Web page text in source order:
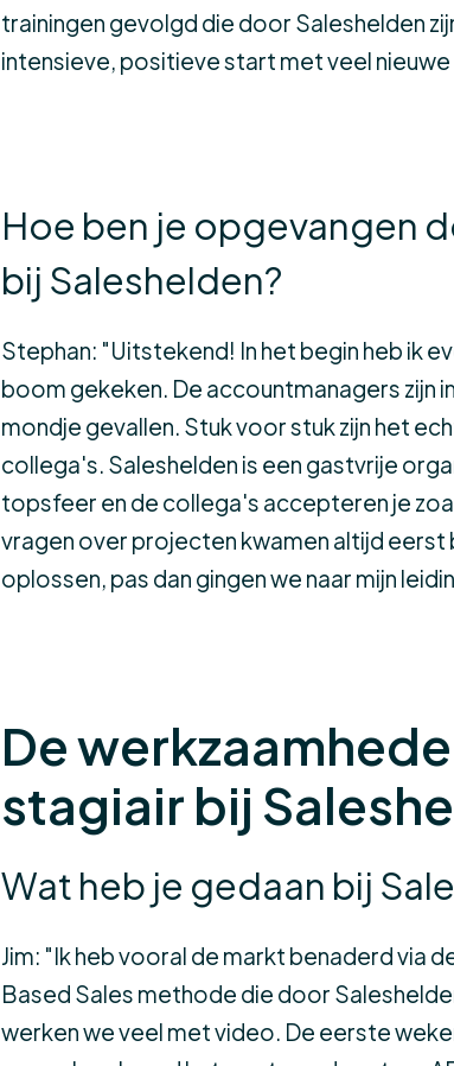
trainingen gevolgd die door Saleshelden
intensieve, positieve start met veel
Hoe ben je opgevangen
bij Saleshelden?
Stephan: "Uitstekend! In het begin heb ik
boom gekeken. De accountmanagers zijn
mondje gevallen. Stuk voor stuk zijn het
collega's. Saleshelden is een gastvrije
topsfeer en de collega's accepteren je
vragen over projecten kwamen altijd eerst
oplossen, pas dan gingen we naar mijn
De
stagiair bij
Wat heb je gedaan bij
Jim: "Ik heb vooral de markt benaderd via
Based Sales methode die door
werken we veel met video. De eerste